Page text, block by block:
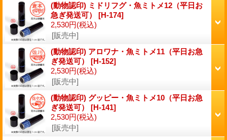
(動物認印) ミドリフグ・魚ミトメ12（平日お
急ぎ発送可） [H-174]
2,530円(税込)
[販売中]
(動物認印) アロワナ・魚ミトメ11（平日お急
ぎ発送可） [H-152]
2,530円(税込)
[販売中]
(動物認印) グッピー・魚ミトメ10（平日お急
ぎ発送可） [H-141]
2,530円(税込)
[販売中]